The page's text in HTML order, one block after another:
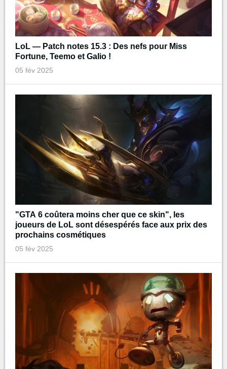
LoL — Patch notes 15.3 : Des nefs pour Miss
Fortune, Teemo et Galio !
05 fév 2025
"GTA 6 coûtera moins cher que ce skin", les
joueurs de LoL sont désespérés face aux prix des
prochains cosmétiques
05 fév 2025